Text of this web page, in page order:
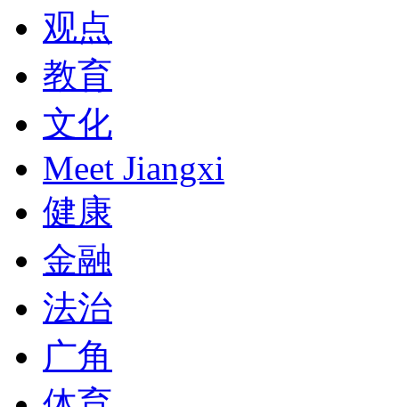
观点
教育
文化
Meet Jiangxi
健康
金融
法治
广角